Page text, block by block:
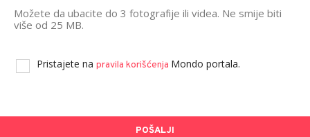
Možete da ubacite do 3 fotografije ili videa. Ne smije biti
više od 25 MB.
Pristajete na pravila korišćenja Mondo portala.
POŠALJI